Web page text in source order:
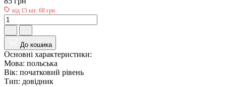
від 15 шт: 68 грн
До кошика
Основні характеристики:
Мова: польська
Вік: початковий рівень
Тип: довідник